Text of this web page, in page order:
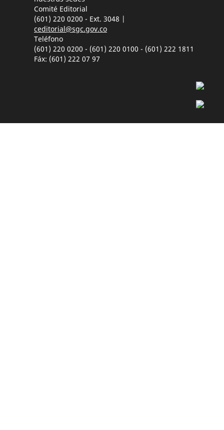
Comité Editorial
(601) 220 0200 - Ext. 3048 |
ceditorial@sgc.gov.co
Teléfono
(601) 220 0200 - (601) 220 0100 - (601) 222 1811
Fáx: (601) 222 07 97